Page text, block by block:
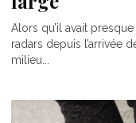
Alors qu’il avait
radars depuis l’arrivée
milieu...